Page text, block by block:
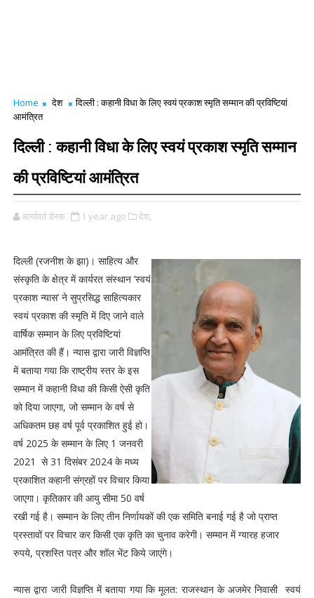
Home देश
दिल्ली : कहानी विधा के लिए स्वयं प्रकाश स्मृति सम्मान की प्रविष्टियां
आमंत्रित
दिल्ली : कहानी विधा के लिए स्वयं प्रकाश स्मृति सम्मान
की प्रविष्टियां आमंत्रित
आर्यावर्त डेस्क 1 year ago देश,
दिल्ली (रजनीश के झा)। साहित्य और
संस्कृति के क्षेत्र में कार्यरत संस्थान ’स्वयं
प्रकाश न्यास’ ने सुप्रसिद्ध साहित्यकार
स्वयं प्रकाश की स्मृति में दिए जाने वाले
वार्षिक सम्मान के लिए प्रविष्टियां
आमंत्रित की हैं। न्यास द्वारा जारी विज्ञप्ति
में बताया गया कि राष्ट्रीय स्तर के इस
सम्मान में कहानी विधा की किसी ऐसी कृति
को दिया जाएगा, जो सम्मान के वर्ष से
अधिकतम छह वर्ष पूर्व प्रकाशित हुई हो।
वर्ष 2025 के सम्मान के लिए 1 जनवरी
2021 से 31 दिसंबर 2024 के मध्य
प्रकाशित कहानी संग्रहों पर विचार किया
जाएगा। कृतिकार की आयु सीमा 50 वर्ष
रखी गई है। सम्मान के लिए तीन निर्णायकों की एक समिति बनाई गई है जो प्राप्त
प्रस्तावों पर विचार कर किसी एक कृति का चुनाव करेगी। सम्मान में ग्यारह हजार
रुपये, प्रशस्ति पत्र और शॉल भेंट किये जाएंगे।
न्यास द्वारा जारी विज्ञप्ति में बताया गया कि मूलत: राजस्थान के अजमेर निवासी स्वयं